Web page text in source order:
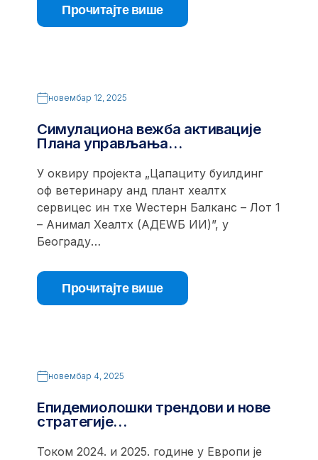
Прочитајте више
новембар 12, 2025
Симулациона вежба активације
Плана управљања…
У оквиру пројекта „Цапацитy буилдинг
оф ветеринарy анд плант хеалтх
сервицес ин тхе Wестерн Балканс – Лот 1
– Анимал Хеалтх (АДЕWБ ИИ)”, у
Београду…
Прочитајте више
новембар 4, 2025
Епидемиолошки трендови и нове
стратегије…
Током 2024. и 2025. године у Европи је